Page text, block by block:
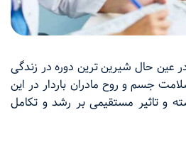
عین حال شیرین ترین دوره در زندگی
جسم و روح مادران باردار در این
و تاثیر مستقیمی بر رشد و تکامل